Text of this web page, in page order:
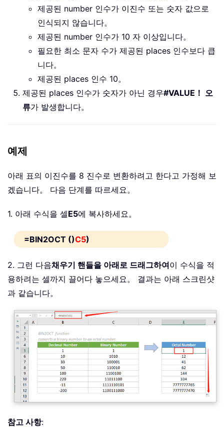
제공된 number 인수가 이진수 또는 숫자 값으로
인식되지 않습니다。
제공된 number 인수가 10 자 이상입니다。
필요한 최소 문자 수가 제공된 places 인수보다 큽
니다。
제공된 places 인수 10。
제공된 places 인수가 숫자가 아닌 경우#VALUE！ 오
류가 발생합니다。
예제
아래 표의 이진수를 8 진수로 변환하려고 한다고 가정해 보
겠습니다。 다음 단계를 따르세요。
1. 아래 수식을 셀E5에 복사하세요。
=BIN2OCT ()C5)
2. 그런 다음채우기 핸들을 아래로 드래그하여이 수식을 적
용하려는 셀까지 끌어다 놓으세요。 결과는 아래 스크린샷
과 같습니다。
참고 사항: